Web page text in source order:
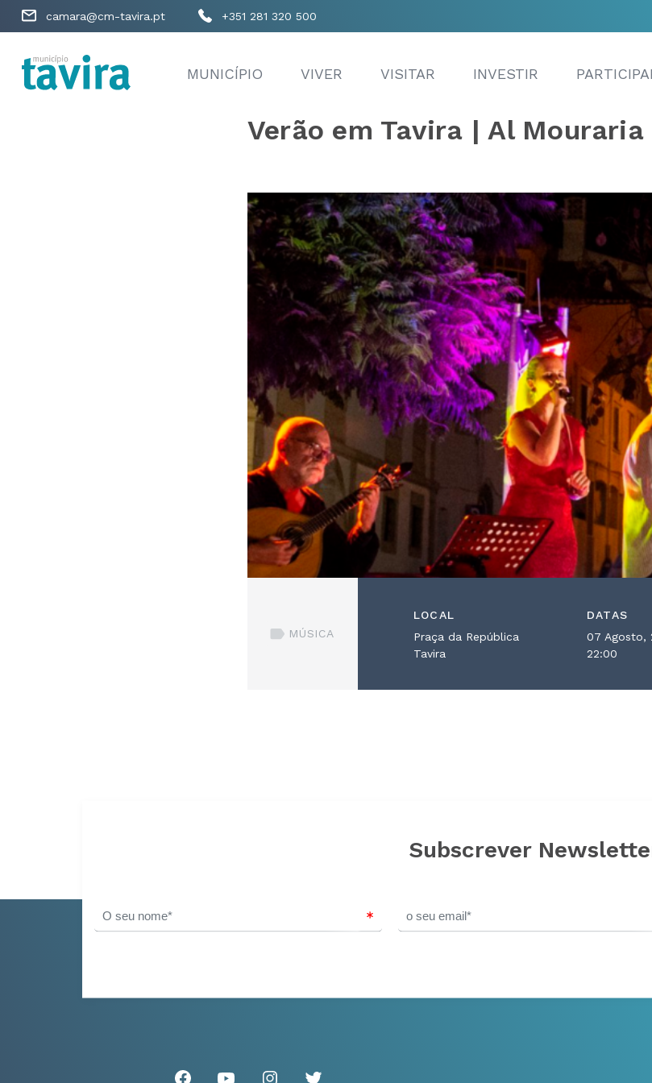
camara@cm-tavira.pt +351 281 320 500
MUNICÍPIO VIVER VISITAR INVESTIR
Verão em Tavira | Al Mouraria
MÚSICA
LOCAL
Praça da República
Tavira
DATAS
07 Agosto,
22:00
Subscrever